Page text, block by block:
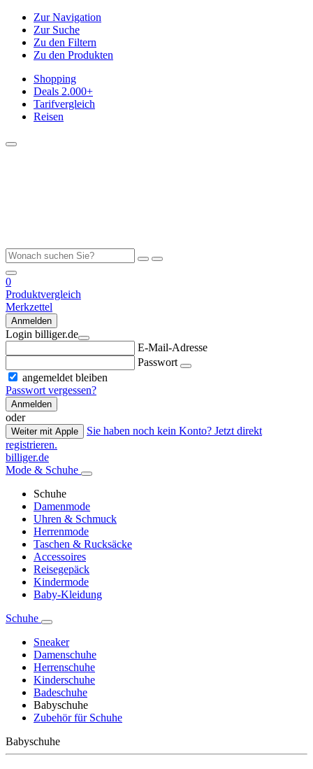
Zur Navigation
Zur Suche
Zu den Filtern
Zu den Produkten
Shopping
Deals 2.000+
Tarifvergleich
Reisen
0
Produktvergleich
Merkzettel
Anmelden
Login billiger.de
E-Mail-Adresse
Passwort
angemeldet bleiben
Passwort vergessen?
Anmelden
oder
Weiter mit Apple
Sie haben noch kein Konto? Jetzt direkt
registrieren.
billiger.de
Mode & Schuhe
Schuhe
Damenmode
Uhren & Schmuck
Herrenmode
Taschen & Rucksäcke
Accessoires
Reisegepäck
Kindermode
Baby-Kleidung
Schuhe
Sneaker
Damenschuhe
Herrenschuhe
Kinderschuhe
Badeschuhe
Babyschuhe
Zubehör für Schuhe
Babyschuhe